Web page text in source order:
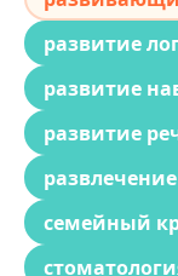
развитие
развитие
развитие
семейный